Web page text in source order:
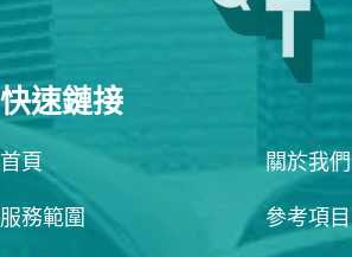
快速鏈接
首頁 關於我們
服務範圍 參考項目